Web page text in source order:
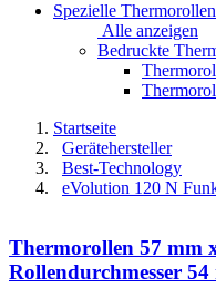
Spezielle Thermorollen
Alle anzeigen
Bedruckte
Startseite
Gerätehersteller
Best-Technology
eVolution 120 N
Thermorollen 57 mm
Rollendurchmesser 54